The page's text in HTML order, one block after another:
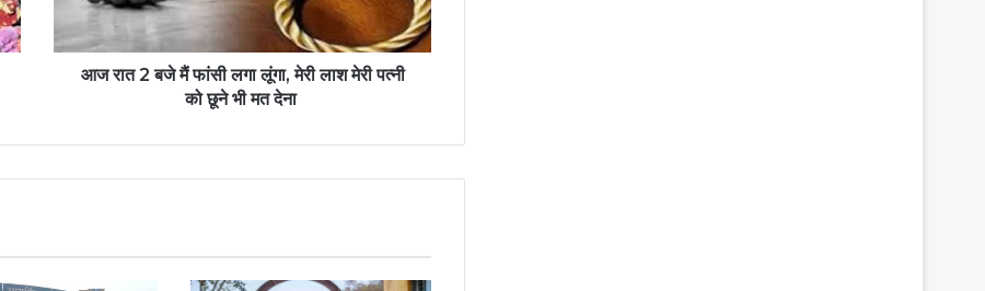
आज रात 2 बजे मैं फांसी लगा लूंगा, मेरी लाश मेरी पत्नी
को छूने भी मत देना